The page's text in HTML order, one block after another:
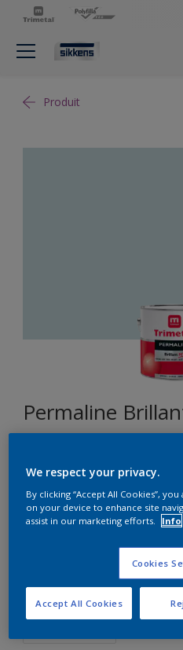
Produit
Permaline
Format
We respect your privacy.
By clicking “Accept All Cookies”,
on your device to enhance site
assist in our marketing efforts.
Info
Cookies
Accept All Cookies